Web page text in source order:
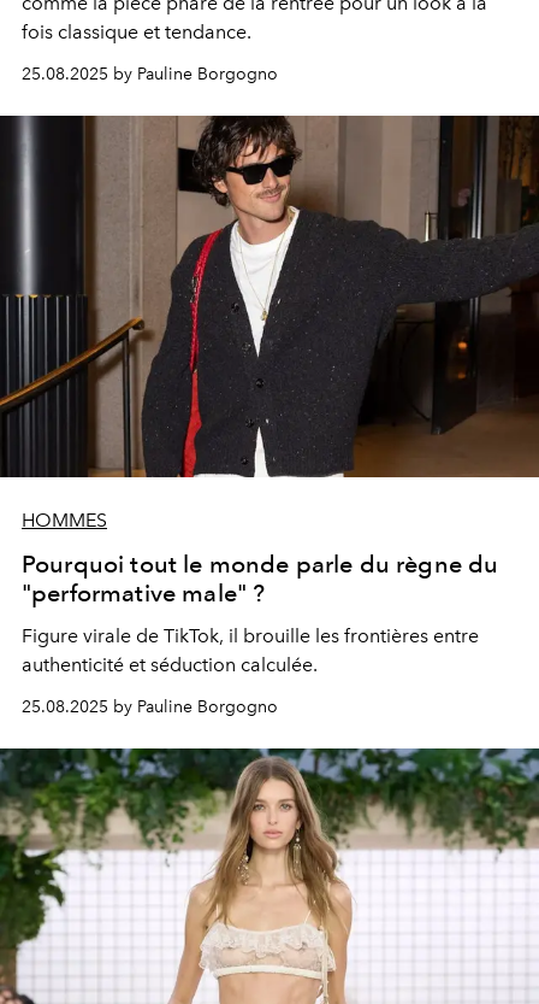
fois classique et tendance.
25.08.2025 by Pauline Borgogno
HOMMES
Pourquoi tout le monde parle du règne du
"performative male" ?
Figure virale de TikTok, il brouille les frontières entre
authenticité et séduction calculée.
25.08.2025 by Pauline Borgogno